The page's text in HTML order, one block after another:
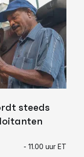
steeds
- 11.00 uur ET